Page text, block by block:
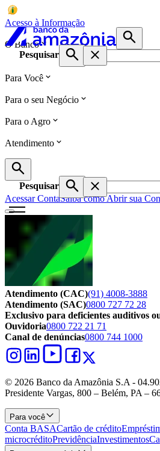
Acesso à Informação
O Banco
Pesquisar
Para Você
Para o seu Negócio
Para o Agro
Atendimento
Pesquisar
Acessar ContaSaiba como Abrir sua
Atendimento (CAC)(91) 4008-3888
Atendimento (SAC)0800 727 72 28
Exclusivo para deficientes auditivos
Ouvidoria0800 722 21 71
Canal de denúncias0800 744 1000
© 2026 Banco da Amazônia S.A -
Presidente Vargas, 800 – Belém, PA –
Para você
Conta BASACartão de crédito
microcréditoPrevidênciaInvestimentos